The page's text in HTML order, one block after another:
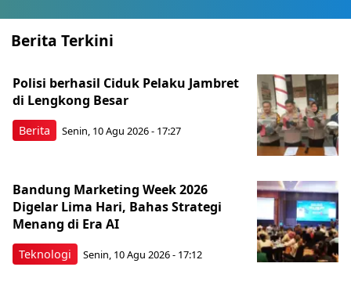
Berita Terkini
Berita
Polisi berhasil Ciduk Pelaku Jambret
di Lengkong Besar
Senin, 10 Agu 2026 - 17:27
Teknologi
Bandung Marketing Week 2026
Digelar Lima Hari, Bahas Strategi
Menang di Era AI
Senin, 10 Agu 2026 - 17:12